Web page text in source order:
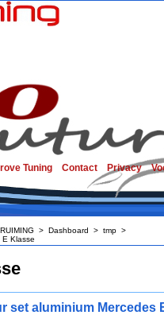
Tuning Contact Privacy
> Dashboard > tmp >
E Klasse
set aluminium Mercedes